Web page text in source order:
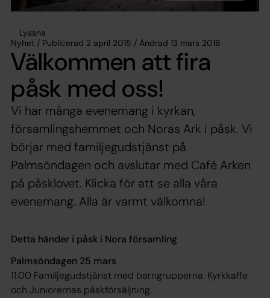
Lyssna
Nyhet / Publicerad 2 april 2015 / Ändrad 13 mars 2018
Välkommen att fira
påsk med oss!
Vi har många evenemang i kyrkan,
församlingshemmet och Noras Ark i påsk. Vi
börjar med familjegudstjänst på
Palmsöndagen och avslutar med Café Arken
på påsklovet. Klicka för att se alla våra
evenemang. Alla är varmt välkomna!
Detta händer i påsk i Nora församling
Palmsöndagen 25 mars
11.00 Familjegudstjänst med barngrupperna. Kyrkkaffe
och Juniorernas påskförsäljning.